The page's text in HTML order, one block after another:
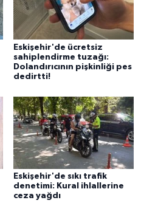
Eskişehir'de ücretsiz
sahiplendirme tuzağı:
Dolandırıcının pişkinliği pes
dedirtti!
Eskişehir'de sıkı trafik
denetimi: Kural ihlallerine
ceza yağdı